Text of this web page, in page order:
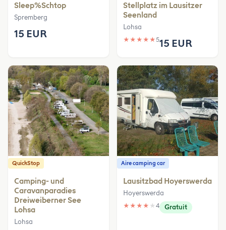
Sleep%Schtop
Spremberg
15 EUR
Stellplatz im Lausitzer
Seenland
Lohsa
★ ★ ★ ★ ★515 EUR
QuickStop
Camping- und
Caravanparadies
Dreiweiberner See
Lohsa
Lohsa
Aire camping car
Lausitzbad Hoyerswerda
Hoyerswerda
★ ★ ★ ★ ★ 4 Gratuit